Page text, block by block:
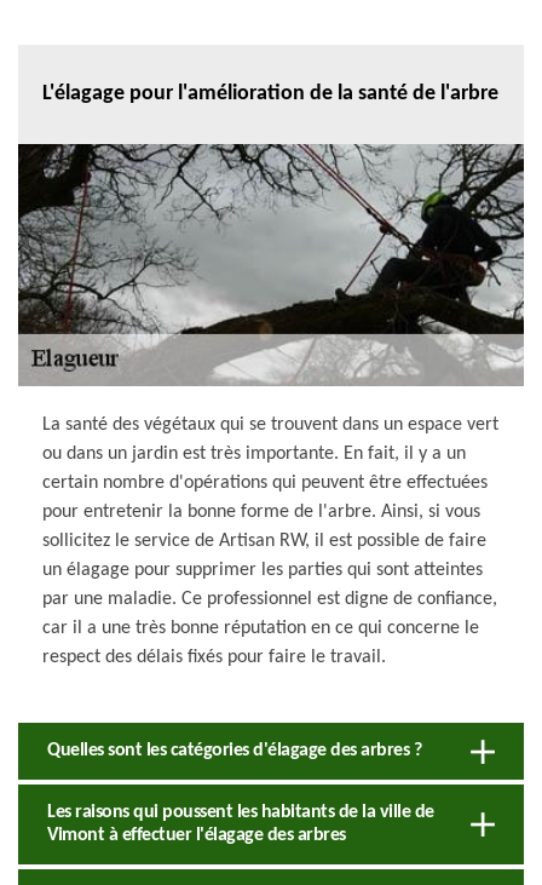
L'élagage pour l'amélioration de la santé de l'arbre
La santé des végétaux qui se trouvent dans un espace vert
ou dans un jardin est très importante. En fait, il y a un
certain nombre d'opérations qui peuvent être effectuées
pour entretenir la bonne forme de l'arbre. Ainsi, si vous
sollicitez le service de Artisan RW, il est possible de faire
un élagage pour supprimer les parties qui sont atteintes
par une maladie. Ce professionnel est digne de confiance,
car il a une très bonne réputation en ce qui concerne le
respect des délais fixés pour faire le travail.
Quelles sont les catégories d'élagage des arbres ?
Les raisons qui poussent les habitants de la ville de
Vimont à effectuer l'élagage des arbres